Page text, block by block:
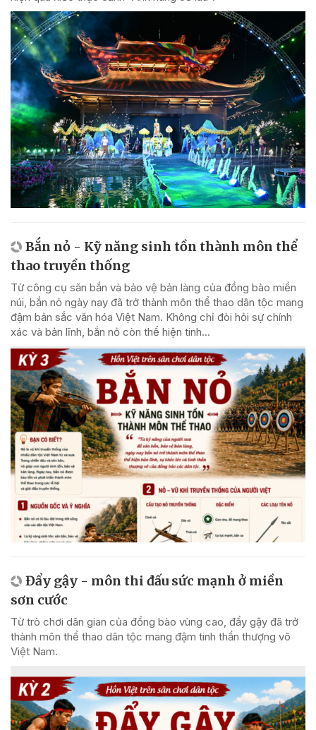
Bắn nỏ - Kỹ năng sinh tồn thành môn thể
thao truyền thống
Từ công cụ săn bắn và bảo vệ bản làng của đồng bào miền
núi, bắn nỏ ngày nay đã trở thành môn thể thao dân tộc mang
đậm bản sắc văn hóa Việt Nam. Không chỉ đòi hỏi sự chính
xác và bản lĩnh, bắn nỏ còn thể hiện tinh...
Đẩy gậy - môn thi đấu sức mạnh ở miền
sơn cước
Từ trò chơi dân gian của đồng bào vùng cao, đẩy gậy đã trở
thành môn thể thao dân tộc mang đậm tinh thần thượng võ
Việt Nam.